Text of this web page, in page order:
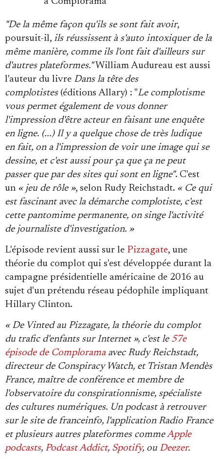
"De la même façon qu'ils se sont fait avoir,
poursuit-il, ils réussissent à s'auto intoxiquer de la
même manière, comme ils l'ont fait d'ailleurs sur
d'autres plateformes."William Audureau est aussi
l'auteur du livre Dans la tête des
complotistes(éditions Allary) : "Le complotisme
vous permet également de vous donner
l'impression d'être acteur en faisant une enquête
en ligne. (...) Il y a quelque chose de très ludique
en fait, on a l'impression de voir une image qui se
dessine, et c'est aussi pour ça que ça ne peut
passer que par des sites qui sont en ligne". C'est
un « jeu de rôle », selon Rudy Reichstadt. « Ce qui
est fascinant avec la démarche complotiste, c'est
cette pantomime permanente, on singe l'activité
de journaliste d'investigation. »
L'épisode revient aussi sur le Pizzagate, une
théorie du complot qui s'est développée durant la
campagne présidentielle américaine de 2016 au
sujet d'un prétendu réseau pédophile impliquant
Hillary Clinton.
« De Vinted au Pizzagate, la théorie du complot
du trafic d'enfants sur Internet », c'est le 57e
épisode de Comploramaavec Rudy Reichstadt,
directeur de Conspiracy Watch, et Tristan Mendès
France, maître de conférence et membre de
l'observatoire du conspirationnisme, spécialiste
des cultures numériques. Un podcast à retrouver
sur le site de franceinfo, l'application Radio France
et plusieurs autres plateformes commeApple
podcasts, Podcast Addict, Spotify, ou Deezer.